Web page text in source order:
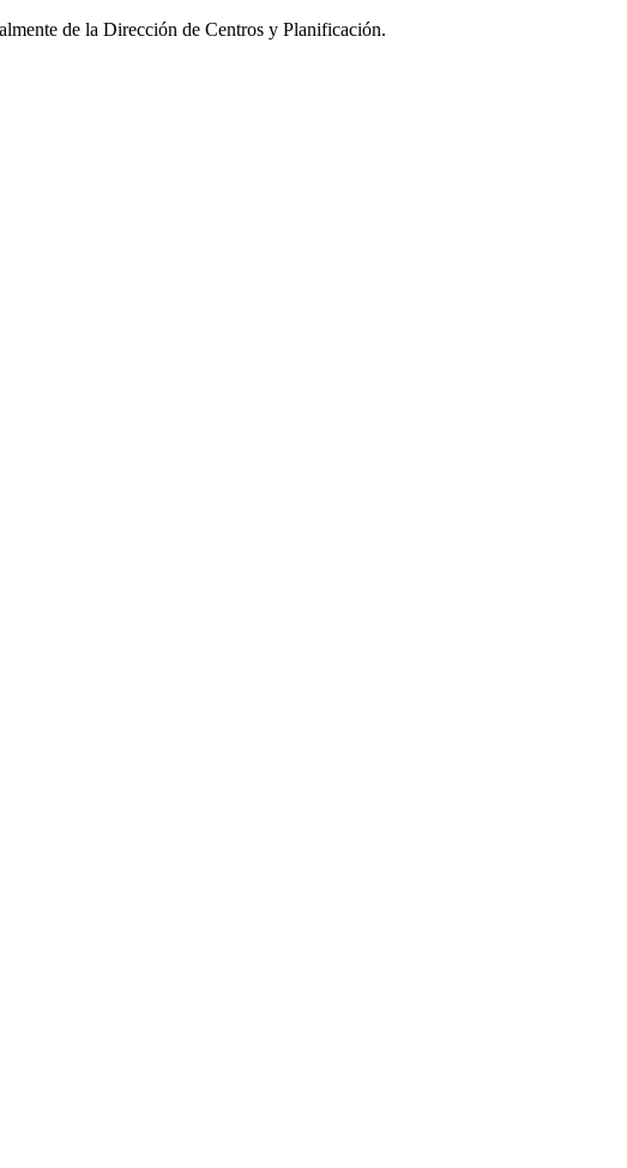
de la Dirección de Centros y Planificación.